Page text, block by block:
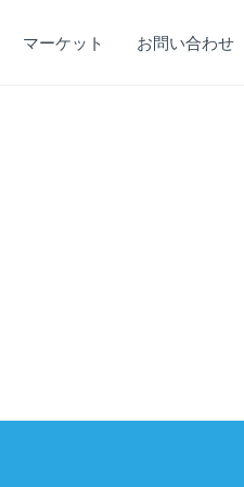
マーケット お問い合わせ